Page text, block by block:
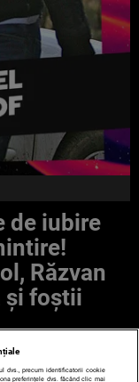
de iubire
Răzvan
şi foştii
dvs., precum identificatorii cookie
preferințele dvs. făcând clic mai